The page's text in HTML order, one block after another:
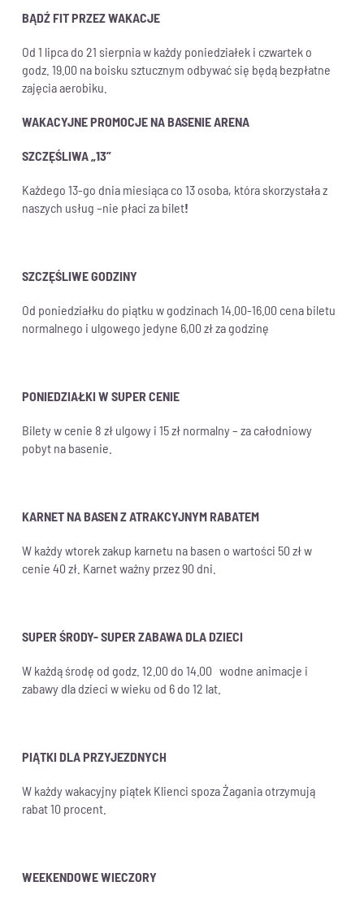
BĄDŹ FIT PRZEZ WAKACJE
Od 1 lipca do 21 sierpnia w każdy poniedziałek i czwartek o
godz. 19.00 na boisku sztucznym odbywać się będą bezpłatne
zajęcia aerobiku.
WAKACYJNE PROMOCJE NA BASENIE ARENA
SZCZĘŚLIWA „13”
Każdego 13-go dnia miesiąca co 13 osoba, która skorzystała z
naszych usług –nie płaci za bilet!
SZCZĘŚLIWE GODZINY
Od poniedziałku do piątku w godzinach 14.00-16.00 cena biletu
normalnego i ulgowego jedyne 6,00 zł za godzinę
PONIEDZIAŁKI W SUPER CENIE
Bilety w cenie 8 zł ulgowy i 15 zł normalny – za całodniowy
pobyt na basenie.
KARNET NA BASEN Z ATRAKCYJNYM RABATEM
W każdy wtorek zakup karnetu na basen o wartości 50 zł w
cenie 40 zł. Karnet ważny przez 90 dni.
SUPER ŚRODY- SUPER ZABAWA DLA DZIECI
W każdą środę od godz. 12.00 do 14.00 wodne animacje i
zabawy dla dzieci w wieku od 6 do 12 lat.
PIĄTKI DLA PRZYJEZDNYCH
W każdy wakacyjny piątek Klienci spoza Żagania otrzymują
rabat 10 procent.
WEEKENDOWE WIECZORY